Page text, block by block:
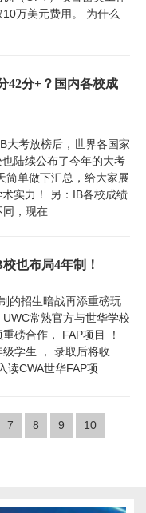
万美元费用。 为什么
42分+？国内各校成
大考放榜后，世界各国家
陆续公布了今年的大考
简单做下汇总，给大家展
实力！ 另：IB各校成绩
同，现在
也布局4年制！
的招生暗战再添重磅玩
常熟官方与世华学校
磅合作， FAP项目 ！
学生 ， 录取后将收
读CWA世华FAP项
7 8 9 10